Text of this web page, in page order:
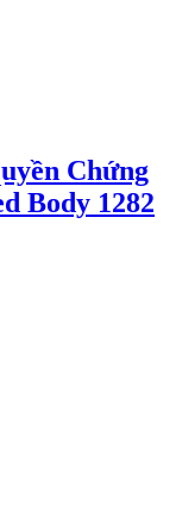
Chứng
Body 1282